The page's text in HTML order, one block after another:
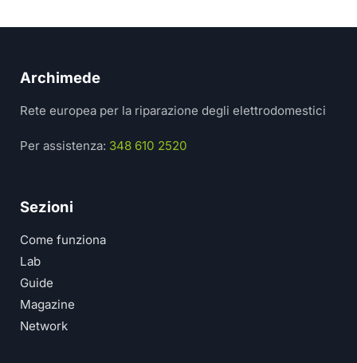
Archimede
Rete europea per la riparazione degli elettrodomestici
Per assistenza: 348 610 2520
Sezioni
Come funziona
Lab
Guide
Magazine
Network